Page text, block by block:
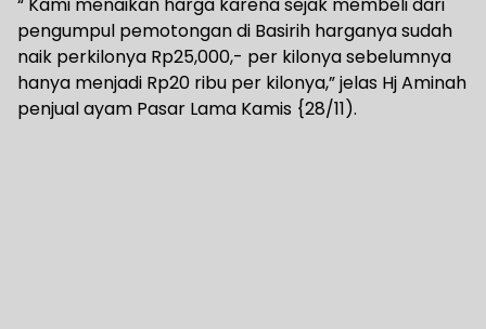
“ Kami menaikan harga karena sejak membeli dari
pengumpul pemotongan di Basirih harganya sudah
naik perkilonya Rp25,000,- per kilonya sebelumnya
hanya menjadi Rp20 ribu per kilonya,” jelas Hj Aminah
penjual ayam Pasar Lama Kamis {28/11).